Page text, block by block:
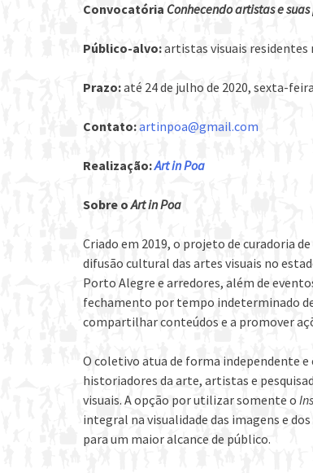
Convocatória Conhecendo artistas e
Público-alvo:artistas visuais residentes
Prazo:até 24 de julho de 2020, sexta-feira
Contato:artinpoa@gmail.com
Realização:Art in Poa
Sobre oArt in Poa
Criado em 2019, o projeto de curadoria
difusão cultural das artes visuais no
Porto Alegre e arredores, além de
fechamento por tempo indeterminado
compartilhar conteúdos e a promover
O coletivo atua de forma independente
historiadores da arte, artistas e
visuais. A opção por utilizar somente o
integral na visualidade das imagens e
para um maior alcance de público.